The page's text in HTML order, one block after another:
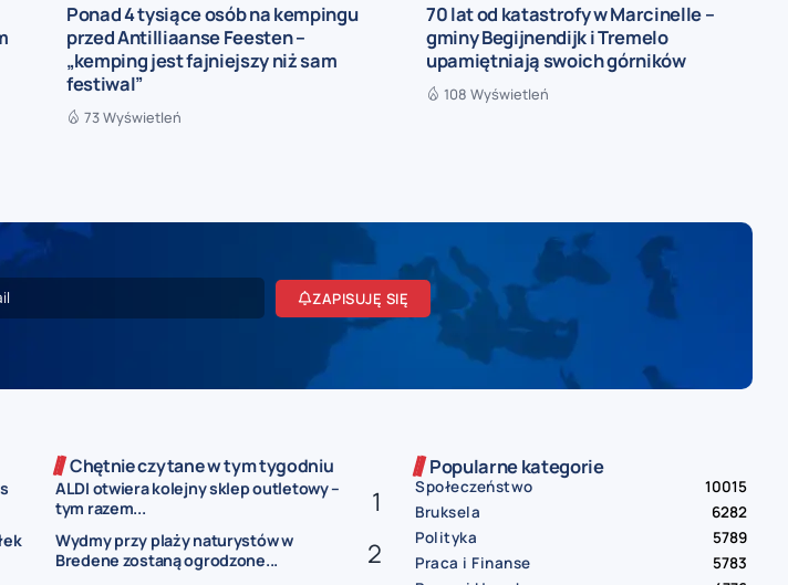
Ponad 4 tysiące osób na kempingu
przed Antilliaanse Feesten –
„kemping jest fajniejszy niż sam
festiwal”
73 Wyświetleń
70 lat od katastrofy w Marcinelle –
gminy Begijnendijk i Tremelo
upamiętniają swoich górników
108 Wyświetleń
ZAPISUJĘ SIĘ
Chętnie czytane w tym tygodniu
ALDI otwiera kolejny sklep outletowy –
tym razem...
Wydmy przy plaży naturystów w
Bredene zostaną ogrodzone...
Popularne kategorie
Społeczeństwo
10015
Bruksela
6282
Polityka
5789
Praca i Finanse
5783